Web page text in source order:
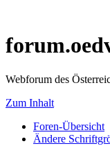
Webforum des
Zum Inhalt
Foren-Übersicht
Ändere